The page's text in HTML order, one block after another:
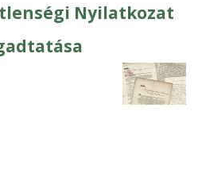
Nyilatkozat